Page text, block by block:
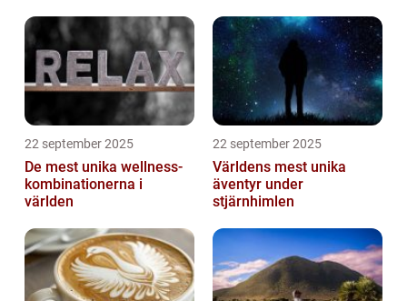
22 september 2025
De mest unika wellness-
kombinationerna i
världen
22 september 2025
Världens mest unika
äventyr under
stjärnhimlen